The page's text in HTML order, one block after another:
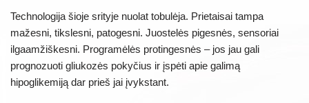
Technologija šioje srityje nuolat tobulėja. Prietaisai tampa
mažesni, tikslesni, patogesni. Juostelės pigesnės, sensoriai
ilgaamžiškesni. Programėlės protingesnės – jos jau gali
prognozuoti gliukozės pokyčius ir įspėti apie galimą
hipoglikemiją dar prieš jai įvykstant.